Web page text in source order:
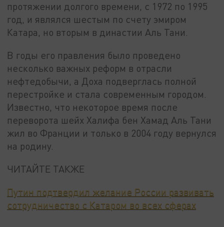
протяжении долгого времени, с 1972 по 1995
год, и являлся шестым по счету эмиром
Катара, но вторым в династии Аль Тани.
В годы его правления было проведено
несколько важных реформ в отрасли
нефтедобычи, а Доха подверглась полной
перестройке и стала современным городом.
Известно, что некоторое время после
переворота шейх Халифа бен Хамад Аль Тани
жил во Франции и только в 2004 году вернулся
на родину.
ЧИТАЙТЕ ТАКЖЕ
Путин подтвердил желание России развивать
сотрудничество с Катаром во всех сферах